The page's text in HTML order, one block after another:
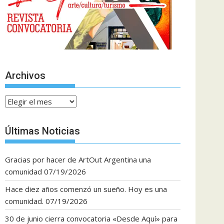
Archivos
Archivos
Últimas Noticias
Gracias por hacer de ArtOut Argentina una
comunidad 07/19/2026
Hace diez años comenzó un sueño. Hoy es una
comunidad. 07/19/2026
30 de junio cierra convocatoria «Desde Aquí» para